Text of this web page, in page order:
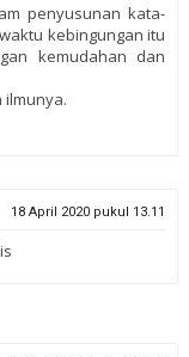
penyusunan kata-
kebingungan itu
kemudahan dan
ilmunya.
18 April 2020 pukul 13.11